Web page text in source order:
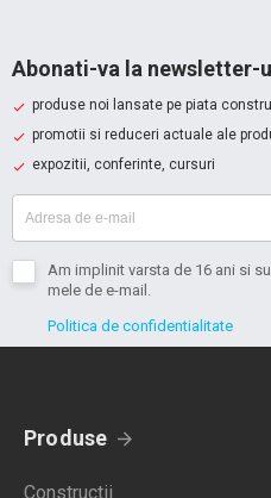
Abonati-va la newsletter-
produse noi lansate pe piata
promotii si reduceri actuale ale
expozitii, conferinte, cursuri
Am implinit varsta de 16 ani si
mele de e-mail.
Politica de confidentialitate
Produse
Constructii